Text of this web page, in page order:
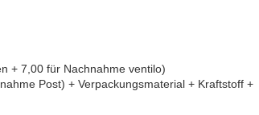
+ 7,00 für Nachnahme ventilo)
Post) + Verpackungsmaterial + Kraftstoff +